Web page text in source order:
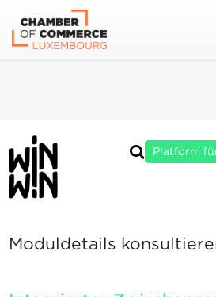
Platform
Moduldetails